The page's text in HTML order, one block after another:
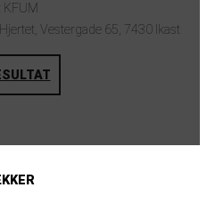
KFUM
Vestergade 65, 7430 Ikast